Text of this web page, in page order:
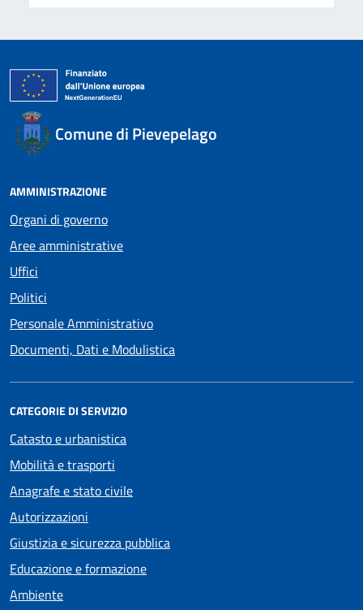
Comune di Pievepelago
AMMINISTRAZIONE
Organi di governo
Aree amministrative
Uffici
Politici
Personale Amministrativo
Documenti, Dati e Modulistica
CATEGORIE DI SERVIZIO
Catasto e urbanistica
Mobilità e trasporti
Anagrafe e stato civile
Autorizzazioni
Giustizia e sicurezza pubblica
Educazione e formazione
Ambiente